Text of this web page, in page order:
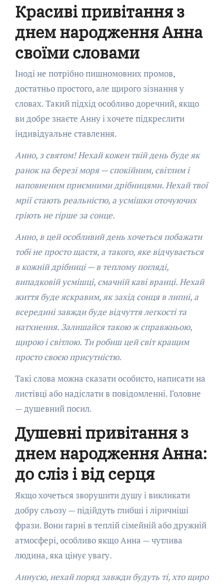
Красиві привітання з
днем народження Анна
своїми словами
Іноді не потрібно пишномовних промов,
достатньо простого, але щирого зізнання у
словах. Такий підхід особливо доречний, якщо
ви добре знаєте Анну і хочете підкреслити
індивідуальне ставлення.
Анно, з святом! Нехай кожен твій день буде як
ранок на березі моря — спокійним, світлим і
наповненим приємними дрібницями. Нехай твої
мрії стають реальністю, а усмішки оточуючих
гріють не гірше за сонце.
Анно, в цей особливий день хочеться побажати
тобі не просто щастя, а такого, яке відчувається
в кожній дрібниці — в теплому погляді,
випадковій усмішці, смачній каві вранці. Нехай
життя буде яскравим, як захід сонця в липні, а
всередині завжди буде відчуття легкості та
натхнення. Залишайся такою ж справжньою,
щирою і світлою. Ти робиш цей світ кращим
просто своєю присутністю.
Такі слова можна сказати особисто, написати на
листівці або надіслати в повідомленні. Головне
— душевний посил.
Душевні привітання з
днем народження Анна:
до сліз і від серця
Якщо хочеться зворушити душу і викликати
добру сльозу — підійдуть глибші і ліричніші
фрази. Вони гарні в теплій сімейній або дружній
атмосфері, особливо якщо Анна — чутлива
людина, яка цінує увагу.
Аннусю, нехай поряд завжди будуть ті, хто щиро